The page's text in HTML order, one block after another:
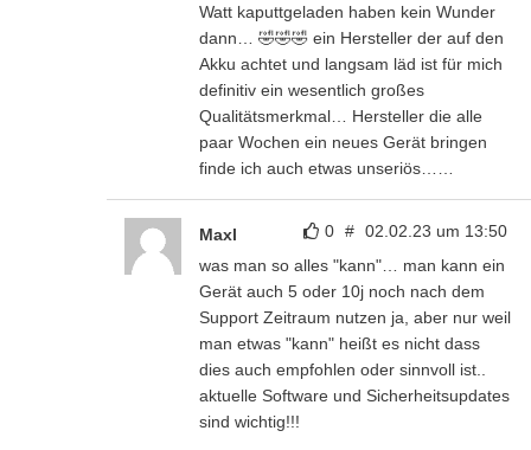
Watt kaputtgeladen haben kein Wunder
dann… 🤣🤣🤣 ein Hersteller der auf den
Akku achtet und langsam läd ist für mich
definitiv ein wesentlich großes
Qualitätsmerkmal… Hersteller die alle
paar Wochen ein neues Gerät bringen
finde ich auch etwas unseriös……
0 # 02.02.23 um 13:50
Maxl
was man so alles "kann"… man kann ein
Gerät auch 5 oder 10j noch nach dem
Support Zeitraum nutzen ja, aber nur weil
man etwas "kann" heißt es nicht dass
dies auch empfohlen oder sinnvoll ist..
aktuelle Software und Sicherheitsupdates
sind wichtig!!!